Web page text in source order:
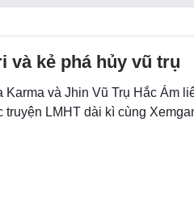
và kẻ phá hủy vũ trụ
và Jhin Vũ Trụ Hắc Ám
truyện LMHT dài kì cùng